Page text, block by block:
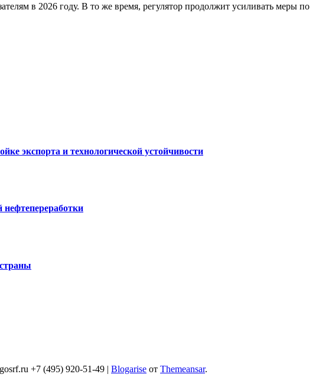
в 2026 году. В то же время, регулятор продолжит усиливать меры по
экспорта и технологической устойчивости
+7 (495) 920-51-49 | Blogarise от Themeansar.